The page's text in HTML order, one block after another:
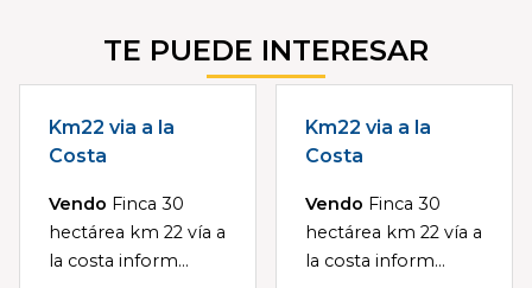
TE PUEDE INTERESAR
Km22 via a la
Costa
Vendo Finca 30
hectárea km 22 vía a
la costa inform...
Km22 via a la
Costa
Vendo Finca 30
hectárea km 22 vía a
la costa inform...